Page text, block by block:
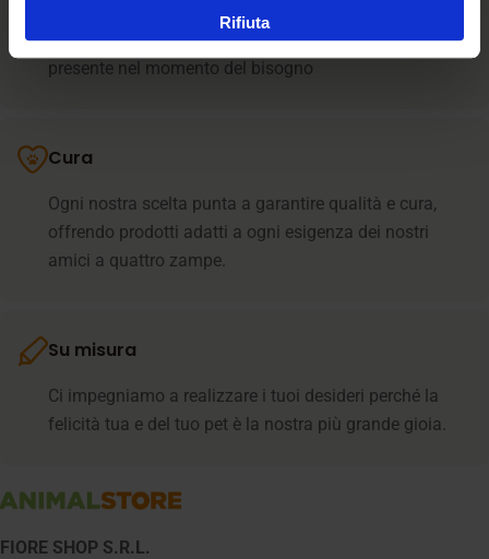
Rifiuta
La relazione umana è il cuore dell’assistenza il nostro
team supporta i clienti in ogni fase e resta sempre
presente nel momento del bisogno
Cura
Ogni nostra scelta punta a garantire qualità e cura,
offrendo prodotti adatti a ogni esigenza dei nostri
amici a quattro zampe.
Su misura
Ci impegniamo a realizzare i tuoi desideri perché la
felicità tua e del tuo pet è la nostra più grande gioia.
FIORE SHOP S.R.L.